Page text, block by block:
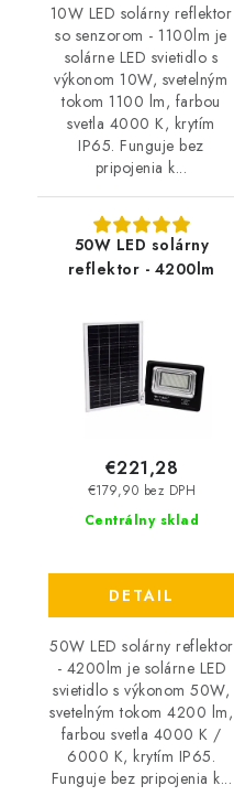
10W LED solárny reflektor
so senzorom - 1100lm je
solárne LED svietidlo s
výkonom 10W, svetelným
tokom 1100 lm, farbou
svetla 4000 K, krytím
IP65. Funguje bez
pripojenia k...
50W LED solárny
reflektor - 4200lm
Centrálny sklad
€179,90 bez DPH
€221,28
DETAIL
50W LED solárny reflektor
- 4200lm je solárne LED
svietidlo s výkonom 50W,
svetelným tokom 4200 lm,
farbou svetla 4000 K /
6000 K, krytím IP65.
Funguje bez pripojenia k...